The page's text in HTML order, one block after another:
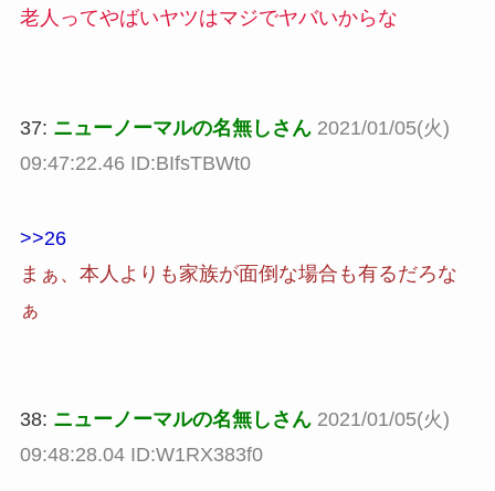
老人ってやばいヤツはマジでヤバいからな
37: ニューノーマルの名無しさん 2021/01/05(火)
09:47:22.46 ID:BIfsTBWt0
>>26
まぁ、本人よりも家族が面倒な場合も有るだろな
ぁ
38: ニューノーマルの名無しさん 2021/01/05(火)
09:48:28.04 ID:W1RX383f0